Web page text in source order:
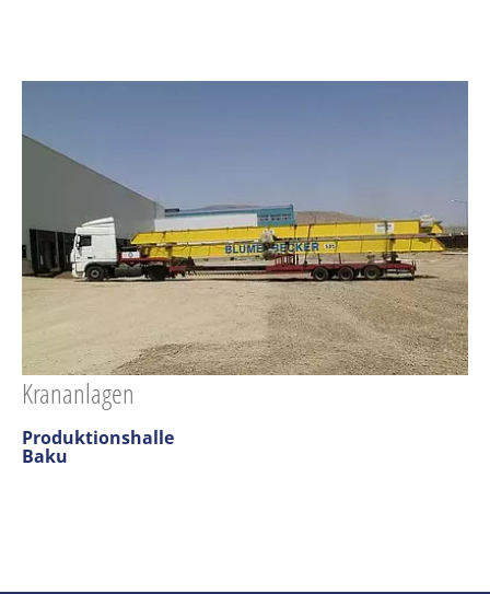
Krananlagen
Produktionshalle
Baku